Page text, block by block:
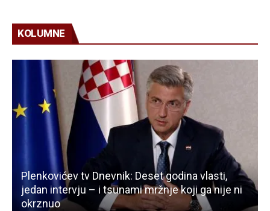
KOLUMNE
Plenkovićev tv Dnevnik: Deset godina vlasti,
jedan intervju – i tsunami mržnje koji ga nije ni
okrznuo